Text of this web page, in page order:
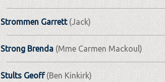
Strommen Garrett(Jack)
Strong Brenda (Mme Carmen Mackoul)
Stults Geoff(Ben Kinkirk)